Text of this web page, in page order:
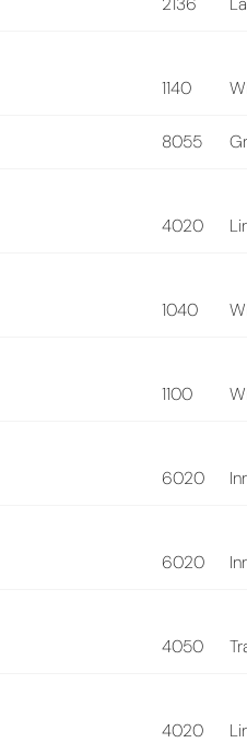
1140
8055
4020
1040
1100
6020
6020
4050
4020